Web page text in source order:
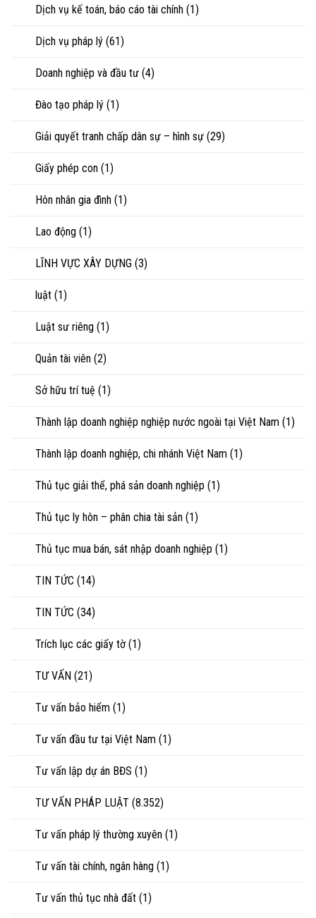
chấp
Dịch vụ kế toán, báo cáo tài chính (1)
Dịch vụ pháp lý (61)
Doanh nghiệp và đầu tư (4)
Đào tạo pháp lý (1)
Giải quyết tranh chấp dân sự – hình sự (29)
Giấy phép con (1)
Hôn nhân gia đình (1)
Lao động (1)
LĨNH VỰC XÂY DỰNG (3)
luật (1)
Luật sư riêng (1)
Quản tài viên (2)
Sở hữu trí tuệ (1)
Thành lập doanh nghiệp nghiệp nước ngoài tại Việt Nam (1)
Thành lập doanh nghiệp, chi nhánh Việt Nam (1)
Thủ tục giải thể, phá sản doanh nghiệp (1)
Thủ tục ly hôn – phân chia tài sản (1)
Thủ tục mua bán, sát nhập doanh nghiệp (1)
TIN TỨC (14)
TIN TỨC (34)
Trích lục các giấy tờ (1)
TƯ VẤN (21)
Tư vấn bảo hiểm (1)
Tư vấn đầu tư tại Việt Nam (1)
Tư vấn lập dự án BĐS (1)
TƯ VẤN PHÁP LUẬT (8.352)
Tư vấn pháp lý thường xuyên (1)
Tư vấn tài chính, ngân hàng (1)
Tư vấn thủ tục nhà đất (1)